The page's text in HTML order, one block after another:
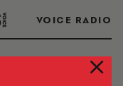
VOICE RADIO